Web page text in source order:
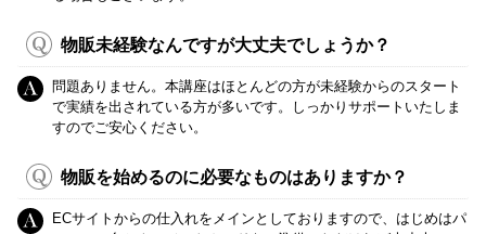
物販未経験なんですが大丈夫でしょうか？
問題ありません。本講座はほとんどの方が未経験からのスタート
で実績を出されている方が多いです。しっかりサポートいたしま
すのでご安心ください。
物販を始めるのに必要なものはありますか？
ECサイトからの仕入れをメインとしておりますので、はじめはパ